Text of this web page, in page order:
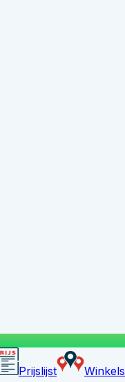
Prijslijst Winkels